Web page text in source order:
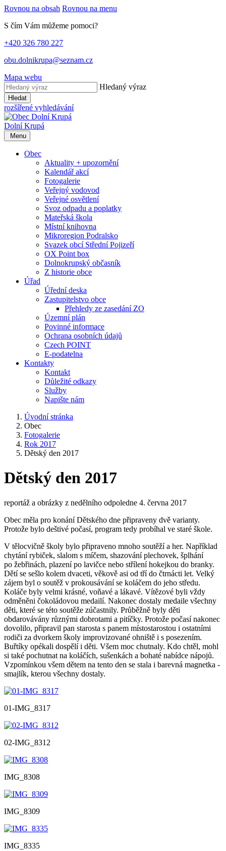
Rovnou na obsah Rovnou na menu
S čím Vám můžeme pomoci?
+420 326 780 227
obu.dolnikrupa@seznam.cz
Mapa webu
Hledaný výraz
Hledat
rozšířené vyhledávání
Dolní Krupá
Menu
Obec
Aktuality + upozornění
Kalendář akcí
Fotogalerie
Veřejný vodovod
Veřejné osvětlení
Svoz odpadu a poplatky
Mateřská škola
Místní knihovna
Mikroregion Podralsko
Svazek obcí Střední Pojizeří
OX Point box
Dolnokrupský občasník
Z historie obce
Úřad
Úřední deska
Zastupitelstvo obce
Přehledy ze zasedání ZO
Územní plán
Povinné informace
Ochrana osobních údajů
Czech POINT
E-podatelna
Kontakty
Kontakt
Důležité odkazy
Služby
Napište nám
Úvodní stránka
Obec
Fotogalerie
Rok 2017
Dětský den 2017
Dětský den 2017
reportáž a obrázky z nedělního odpoledne 4. června 2017
Obec měla pro konání Dětského dne připraveny dvě varianty.
Protože bylo deštivé počasí, program tedy probíhal ve staré škole.
V tělocvičně školy bylo připraveno mnoho soutěží a her. Například
chytání rybiček, slalom s míčem, shazování plechovek, šplhání
po žebřinách, plazení po lavičce nebo střílení hokejkou do branky.
Dětí se sešlo kolem dvaceti, věkově asi od tří do čtrnácti let. Velký
zájem byl o soutěž v prokousávání se koláčem do jeho středu.
Koláče byly velmi krásné, voňavé a lákavé. Vítězové byli vždy
odměněni čokoládovou medailí. Nakonec dostaly medaile všechny
děti, které se této soutěže zúčastnily. Průběžně byly děti
obdarovávány různými dobrotami a pitíčky. Protože počasí nakonec
dovolilo, připravil pan starosta s panem místostarostou i ostatními
rodiči za dvorkem školy improvizované ohniště i s posezením.
Buřtíky opékali dospělí i děti. Všem moc chutnaly. Kdo chtěl, mohl
si také pochutnat na koláčích, sušenkách a bohaté nabídce nápojů.
Vzpomínkou všem dětem na tento den se stala i barevná magnetka -
smajlík, kterou všechny dostaly.
01-IMG_8317
02-IMG_8312
IMG_8308
IMG_8309
IMG_8335